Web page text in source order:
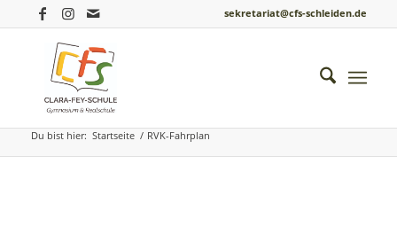
sekretariat@cfs-schleiden.de
Einblicke ins Schulleben
Du bist hier: Startseite / RVK-Fahrplan